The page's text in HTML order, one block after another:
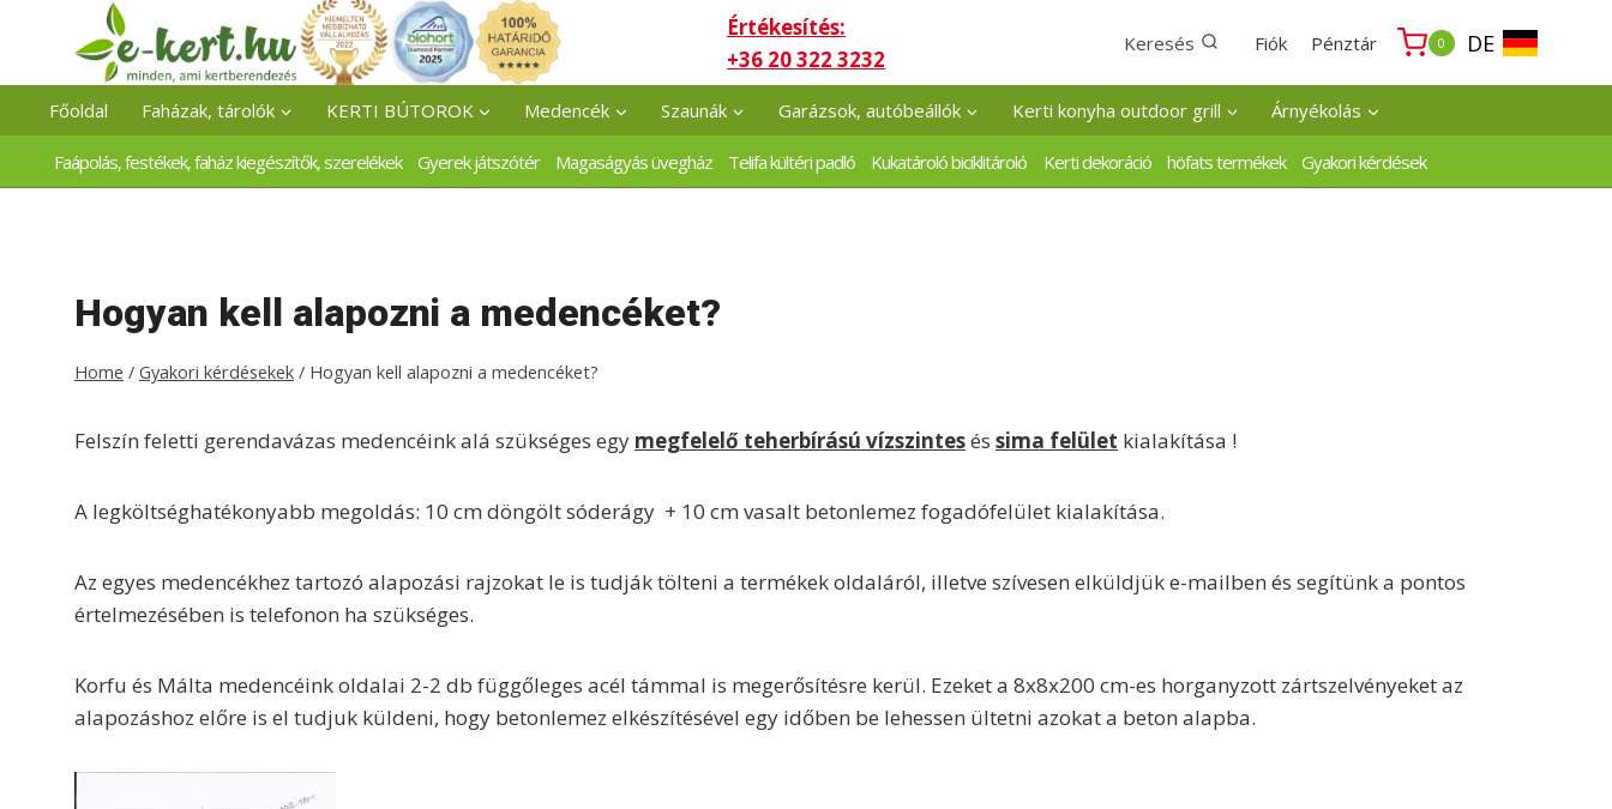
content
Értékesítés:
+36 20 322 3232
Keresés Fiók Pénztár 0 DE
Főoldal Faházak, tárolók KERTI BÚTOROK Medencék Szaunák Garázsok, autóbeállók Kerti konyha outdoor grill Árnyékolás
Faápolás, festékek, faház kiegészítők, szerelékek Gyerek játszótér Magaságyás üvegház Telifa kültéri padló Kukatároló biciklitároló Kerti dekoráció höfats termékek Gyakori kérdések
Hogyan kell alapozni a medencéket?
Home / Gyakori kérdésekek / Hogyan kell alapozni a medencéket?
Felszín feletti gerendavázas medencéink alá szükséges egy megfelelő teherbírású vízszintesés sima felület kialakítása !
A legköltséghatékonyabb megoldás: 10 cm döngölt sóderágy + 10 cm vasalt betonlemez fogadófelület kialakítása.
Az egyes medencékhez tartozó alapozási rajzokat le is tudják tölteni a termékek oldaláról, illetve szívesen elküldjük e-mailben és segítünk a pontos
értelmezésében is telefonon ha szükséges.
Korfu és Málta medencéink oldalai 2-2 db függőleges acél támmal is megerősítésre kerül. Ezeket a 8x8x200 cm-es horganyzott zártszelvényeket az
alapozáshoz előre is el tudjuk küldeni, hogy betonlemez elkészítésével egy időben be lehessen ültetni azokat a beton alapba.